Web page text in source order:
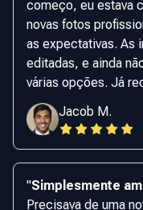
começo, eu estava
novas fotos
as expectativas. As
editadas, e ainda
várias opções. Já
Jacob M.
"Simplesmente
Precisava de uma